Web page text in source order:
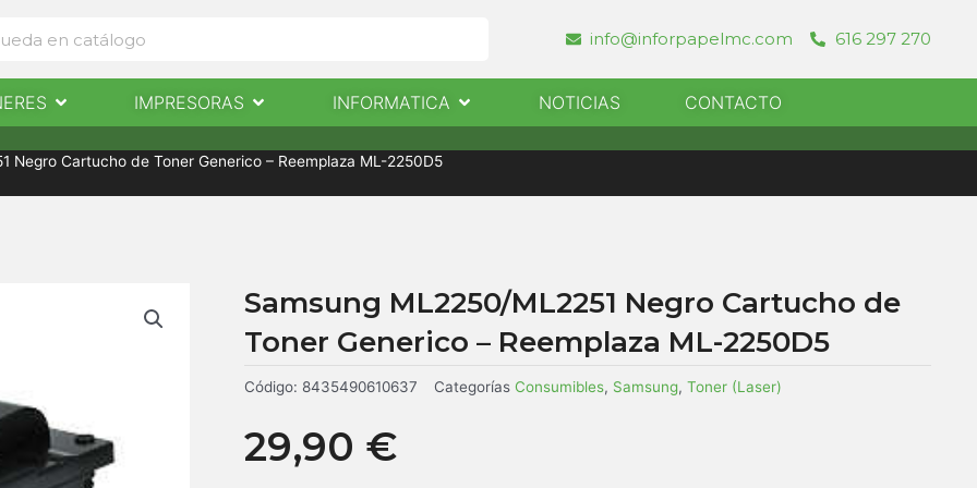
info@inforpapelmc.com 616 297 270
INFORMÁTICA NOTICIAS CONTACTO
Abrir EscaneresIMPRESORAS Abrir ImpresorasINFORMATICA Abrir InformaticaNOTICIAS CONTACTO
Negro Cartucho de Toner Generico – Reemplaza ML-2250D5
Samsung ML2250/ML2251 Negro Cartucho de
Toner Generico – Reemplaza ML-2250D5
Código: 8435490610637 Categorías Consumibles, Samsung, Toner (Laser)
29,90 €